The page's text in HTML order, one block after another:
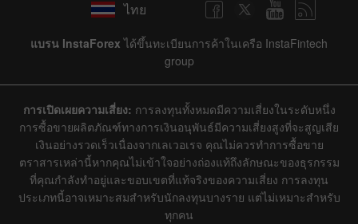
ไทย
แบรน InstaForex ได้ขึ้นทะเบียนการค้าในเครือ InstaFintech
group
การเปิดเผยความเสี่ยง: การลงทุนทั้งหมดมีความเสี่ยงในระดับหนึ่ง
การซื้อขายผลิตภัณฑ์ทางการเงินอนุพันธ์มีความเสี่ยงสูงที่จะสูญเสีย
เงินอย่างรวดเร็วเนื่องจากเลเวอเรจ คุณไม่ควรทำการซื้อขาย
ตราสารเหล่านี้หากคุณไม่เข้าใจอย่างถ่องแท้ถึงลักษณะของธุรกรรม
ที่คุณกำลังทำอยู่และขอบเขตที่แท้จริงของความเสี่ยง การลงทุน
ประเภทนี้อาจเหมาะสมสำหรับนักลงทุนบางราย แต่ไม่เหมาะสำหรับ
ทุกคน